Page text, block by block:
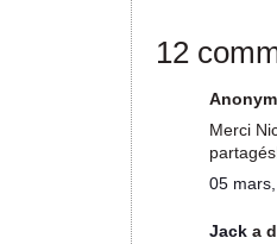
12
Merci
05
Jack a